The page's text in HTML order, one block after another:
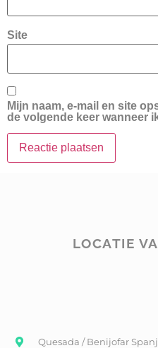
Site
Mijn naam, e-mail en site
de volgende keer wanneer
LOCATIE
Quesada / Benijofar